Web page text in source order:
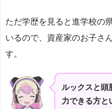
ただ学歴を見ると進学校の
いるので、資産家のお子さ
す。
ルックスと頭
力できる方と